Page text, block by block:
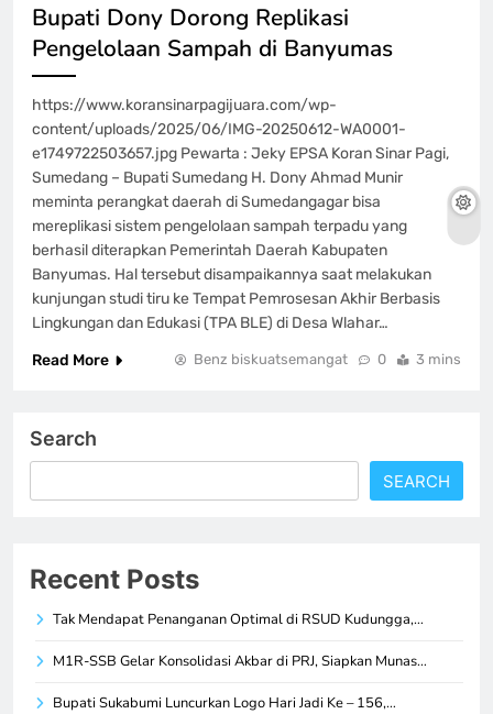
Bupati Dony Dorong Replikasi
Pengelolaan Sampah di Banyumas
https://www.koransinarpagijuara.com/wp-
content/uploads/2025/06/IMG-20250612-WA0001-
e1749722503657.jpg Pewarta : Jeky EPSA Koran Sinar Pagi,
Sumedang – Bupati Sumedang H. Dony Ahmad Munir
meminta perangkat daerah di Sumedangagar bisa
mereplikasi sistem pengelolaan sampah terpadu yang
berhasil diterapkan Pemerintah Daerah Kabupaten
Banyumas. Hal tersebut disampaikannya saat melakukan
kunjungan studi tiru ke Tempat Pemrosesan Akhir Berbasis
Lingkungan dan Edukasi (TPA BLE) di Desa Wlahar…
Read More
Benz biskuatsemangat 0 3 mins
Search
SEARCH
Recent Posts
Tak Mendapat Penanganan Optimal di RSUD Kudungga,…
M1R-SSB Gelar Konsolidasi Akbar di PRJ, Siapkan Munas…
Bupati Sukabumi Luncurkan Logo Hari Jadi Ke – 156,…